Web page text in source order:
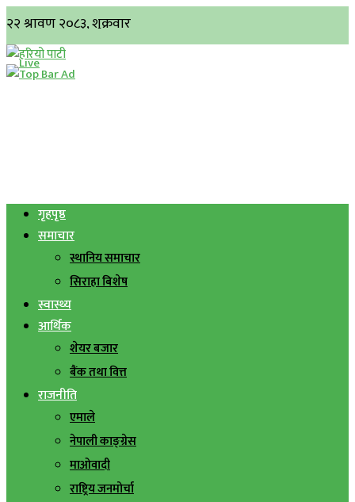
गृहपृष्ठ
समाचार
स्थानिय समाचार
सिराहा बिशेष
स्वास्थ्य
आर्थिक
शेयर बजार
बैंक तथा वित्त
राजनीति
एमाले
नेपाली काङ्ग्रेस
माओवादी
राष्ट्रिय जनमोर्चा